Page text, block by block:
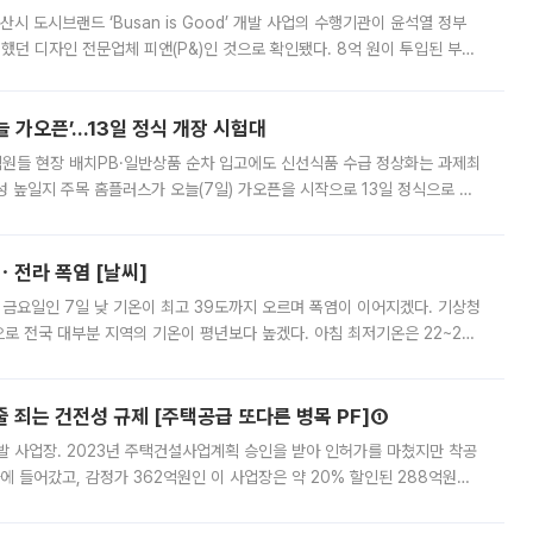
시 도시브랜드 ‘Busan is Good’ 개발 사업의 수행기관이 윤석열 정부
던 디자인 전문업체 피앤(P&)인 것으로 확인됐다. 8억 원이 투입된 부산
오픈’...13일 정식 개장 시험대
들 현장 배치PB·일반상품 순차 입고에도 신선식품 수급 정상화는 과제최
높일지 주목 홈플러스가 오늘(7일) 가오픈을 시작으로 13일 정식으로 재
전라 폭염 [날씨]
금요일인 7일 낮 기온이 최고 39도까지 오르며 폭염이 이어지겠다. 기상청
전국 대부분 지역의 기온이 평년보다 높겠다. 아침 최저기온은 22~27
죄는 건전성 규제 [주택공급 또다른 병목 PF]①
사업장. 2023년 주택건설사업계획 승인을 받아 인허가를 마쳤지만 착공
들어갔고, 감정가 362억원인 이 사업장은 약 20% 할인된 288억원에